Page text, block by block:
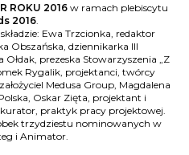
ROKU 2016 w ramach plebiscytu
2016.
Ewa Trzcionka, redaktor
Obszańska, dziennikarka III
prezeska Stowarzyszenia „Z
Rygalik, projektanci, twórcy
Medusa Group, Magdalena
Oskar Zięta, projektant i
praktyk pracy projektowej.
trzydziestu nominowanych w
i Animator.